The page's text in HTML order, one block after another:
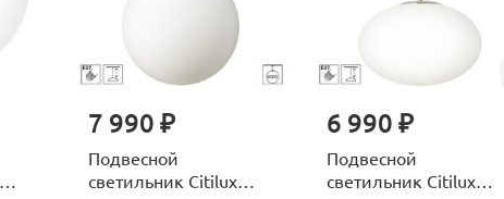
7 990 ₽
Подвесной
светильник Citilux
6 990 ₽
Подвесной
светильник Citilux